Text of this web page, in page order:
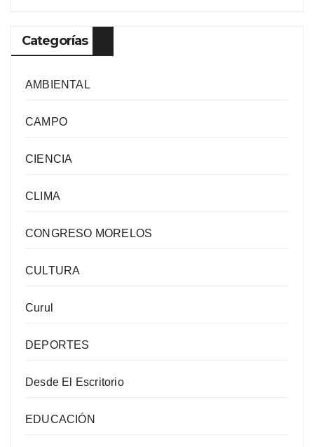
Categorías
AMBIENTAL
CAMPO
CIENCIA
CLIMA
CONGRESO MORELOS
CULTURA
Curul
DEPORTES
Desde El Escritorio
EDUCACIÓN